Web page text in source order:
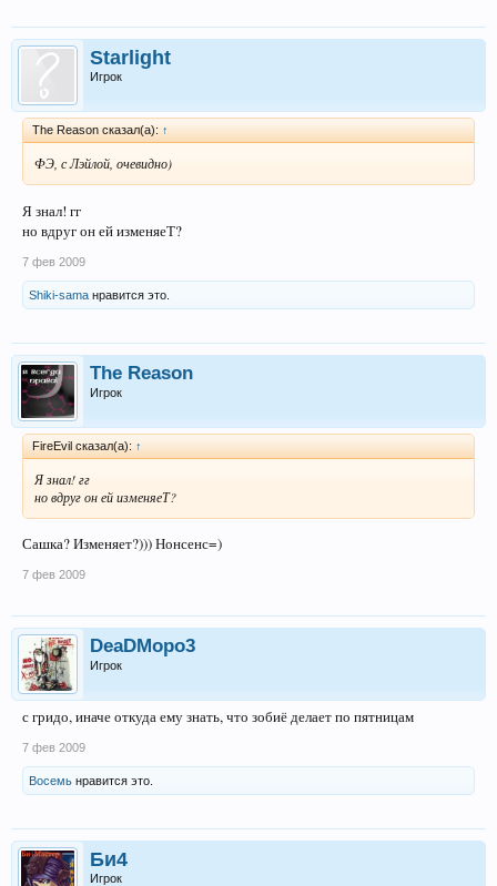
Starlight
Игрок
The Reason сказал(а): ↑
ФЭ, с Лэйлой, очевидно)
Я знал! гг
но вдруг он ей изменяеТ?
7 фев 2009
Shiki-sama нравится это.
The Reason
Игрок
FireEvil сказал(а): ↑
Я знал! гг
но вдруг он ей изменяеТ?
Сашка? Изменяет?))) Нонсенс=)
7 фев 2009
DeaDMopo3
Игрок
с гридо, иначе откуда ему знать, что зобиё делает по пятницам
7 фев 2009
Восемь нравится это.
Би4
Игрок